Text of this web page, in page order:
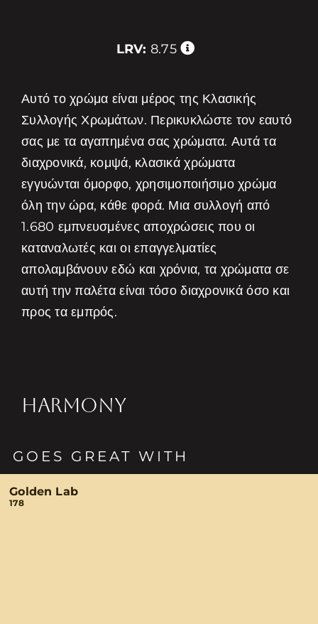
LRV: 8.75
Αυτό το χρώμα είναι μέρος της Κλασικής
Συλλογής Χρωμάτων. Περικυκλώστε τον εαυτό
σας με τα αγαπημένα σας χρώματα. Αυτά τα
διαχρονικά, κομψά, κλασικά χρώματα
εγγυώνται όμορφο, χρησιμοποιήσιμο χρώμα
όλη την ώρα, κάθε φορά. Μια συλλογή από
1.680 εμπνευσμένες αποχρώσεις που οι
καταναλωτές και οι επαγγελματίες
απολαμβάνουν εδώ και χρόνια, τα χρώματα σε
αυτή την παλέτα είναι τόσο διαχρονικά όσο και
προς τα εμπρός.
HARMONY
GOES GREAT WITH
Golden Lab
178